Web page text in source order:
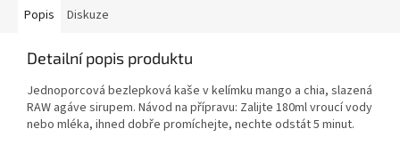
Popis Diskuze
Detailní popis produktu
Jednoporcová bezlepková kaše v kelímku mango a chia, slazená
RAW agáve sirupem. Návod na přípravu: Zalijte 180ml vroucí vody
nebo mléka, ihned dobře promíchejte, nechte odstát 5 minut.